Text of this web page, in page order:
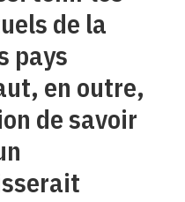
de la
pays
en outre,
de savoir